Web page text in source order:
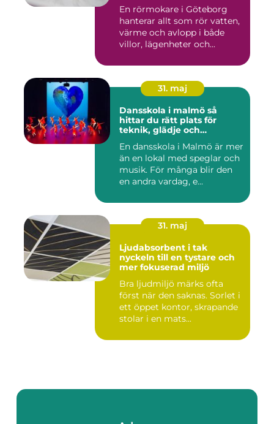
En rörmokare i Göteborg
hanterar allt som rör vatten,
värme och avlopp i både
villor, lägenheter och...
31. maj
Dansskola i malmö så
hittar du rätt plats för
teknik, glädje och
En dansskola i Malmö är mer
än en lokal med speglar och
musik. För många blir den
en andra vardag, e...
31. maj
Ljudabsorbent i tak
nyckeln till en tystare och
mer fokuserad miljö
Bra ljudmiljö märks ofta
först när den saknas. Sorlet i
ett öppet kontor, skrapande
stolar i en mats...